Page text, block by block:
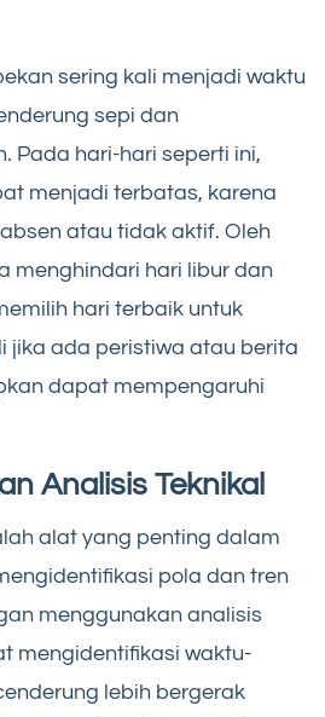
sering kali menjadi waktu
sepi dan
Pada hari-hari seperti ini,
menjadi terbatas, karena
atau tidak aktif. Oleh
menghindari hari libur dan
hari terbaik untuk
jika ada peristiwa atau berita
dapat mempengaruhi
Analisis Teknikal
alat yang penting dalam
pola dan tren
menggunakan analisis
mengidentifikasi waktu-
lebih bergerak